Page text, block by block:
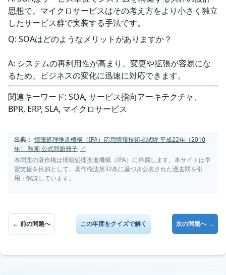
思想で、マイクロサービスはその考え方をより小さく独立
したサービス群で実装する手法です。
Q: SOAはどのようなメリットがありますか？
A: システムの再利用性が高まり、変更や拡張が容易にな
るため、ビジネスの変化に迅速に対応できます。
関連キーワード: SOA, サービス指向アーキテクチャ、
BPR, ERP, SLA, マイクロサービス
出典： 情報処理推進機構（IPA）応用情報技術者試験 平成22年（2010
年） 秋期 公式問題冊子 ↗
本問題の著作権は情報処理推進機構（IPA）に帰属します。本サイトは学
習支援を目的として、著作権法第32条に基づき公表された過去問を引
用・解説しています。
← 前の問題へ この年度をクイズで解く 次の問題へ →